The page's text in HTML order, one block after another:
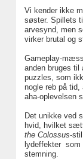
Vi kender ikke
søster. Spillets
arvesynd, men
virker brutal og
Gameplay-
anden bruges
puzzles, som
nogle reb på
aha-oplevelsen
Det unikke ved
hvid, hvilket
the Colossus-
lydeffekter som
stemning.